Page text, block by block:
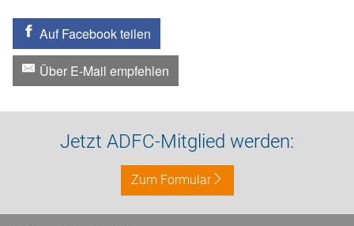
Auf Facebook teilen
Über E-Mail empfehlen
Jetzt ADFC-Mitglied werden:
Zum Formular